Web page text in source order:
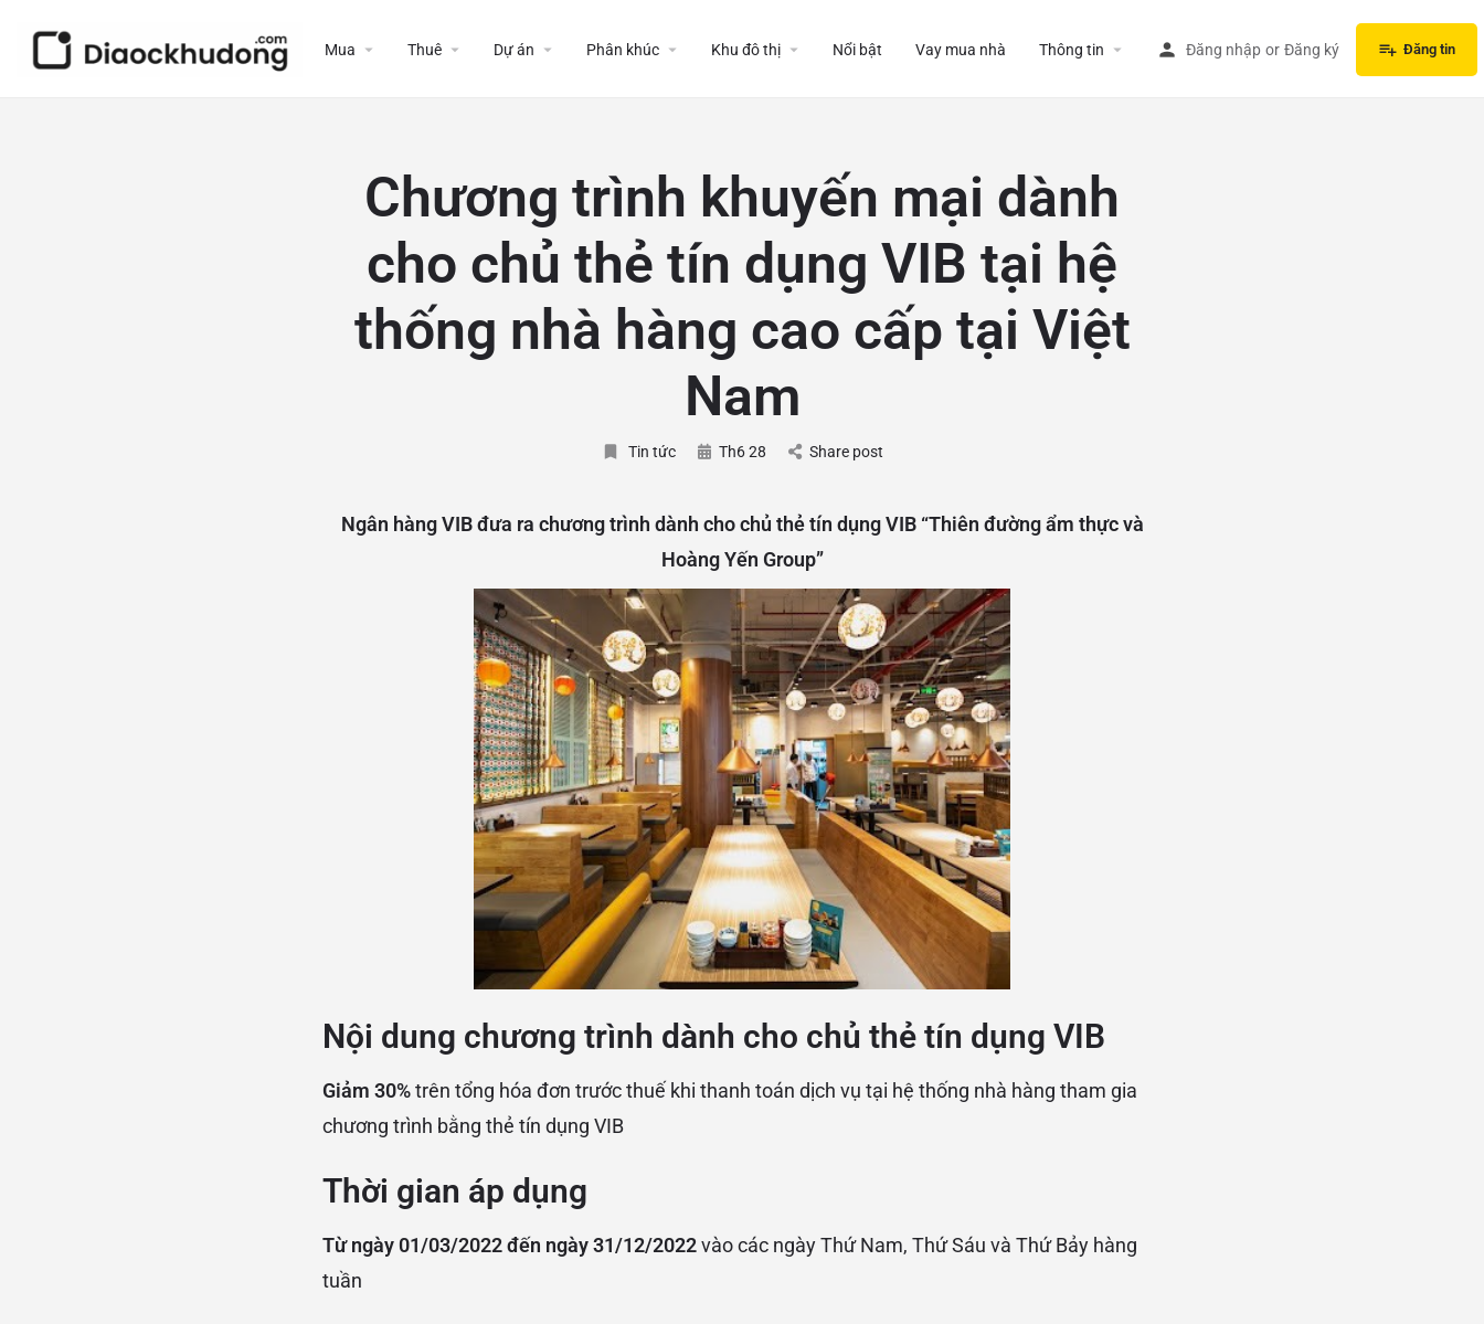
Mua Thuê Dự án Phân khúc Khu đô thị Nổi bật Vay mua nhà Thông tin Đăng nhập or Đăng ký Đăng tin
Chương trình khuyến mại dành
cho chủ thẻ tín dụng VIB tại hệ
thống nhà hàng cao cấp tại Việt
Nam
Tin tức Th6 28 Share post
Ngân hàng VIB đưa ra chương trình dành cho chủ thẻ tín dụng VIB “Thiên đường ẩm thực và
Hoàng Yến Group”
Nội dung chương trình dành cho chủ thẻ tín dụng VIB
Giảm 30%trên tổng hóa đơn trước thuế khi thanh toán dịch vụ tại hệ thống nhà hàng tham gia
chương trình bằng thẻ tín dụng VIB
Thời gian áp dụng
Từ ngày 01/03/2022 đến ngày 31/12/2022vào các ngày Thứ Nam, Thứ Sáu và Thứ Bảy hàng
tuần